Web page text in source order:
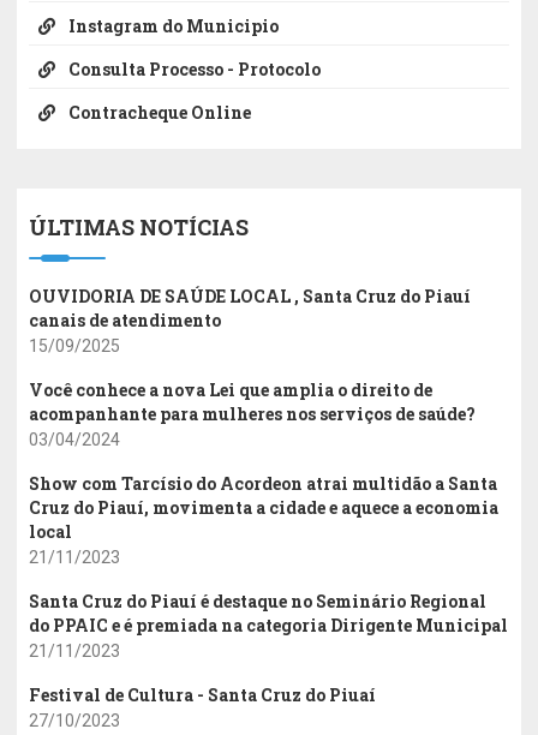
Instagram do Municipio
Consulta Processo - Protocolo
Contracheque Online
ÚLTIMAS NOTÍCIAS
OUVIDORIA DE SAÚDE LOCAL , Santa Cruz do Piauí
canais de atendimento
15/09/2025
Você conhece a nova Lei que amplia o direito de
acompanhante para mulheres nos serviços de saúde?
03/04/2024
Show com Tarcísio do Acordeon atrai multidão a Santa
Cruz do Piauí, movimenta a cidade e aquece a economia
local
21/11/2023
Santa Cruz do Piauí é destaque no Seminário Regional
do PPAIC e é premiada na categoria Dirigente Municipal
21/11/2023
Festival de Cultura - Santa Cruz do Piuaí
27/10/2023